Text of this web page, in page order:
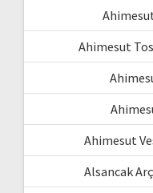
Ahimesut
Ahimesut
Alsancak